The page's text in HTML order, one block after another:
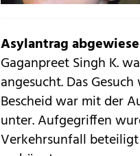
Asylantrag
Gaganpreet Singh K.
angesucht. Das
Bescheid war mit der
unter. Aufgegriffen
Verkehrsunfall